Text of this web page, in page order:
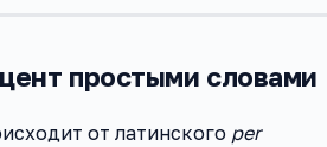
простыми словами
от латинского per